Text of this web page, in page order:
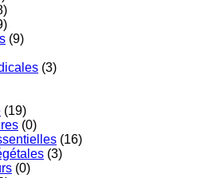
(9)
(3)
(19)
(0)
(16)
(3)
(0)